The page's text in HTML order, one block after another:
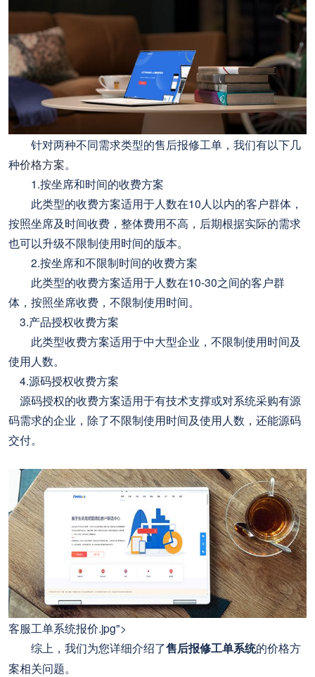
针对两种不同需求类型的售后报修工单，我们有以下几
种价格方案。
1.按坐席和时间的收费方案
此类型的收费方案适用于人数在10人以内的客户群体，
按照坐席及时间收费，整体费用不高，后期根据实际的需求
也可以升级不限制使用时间的版本。
2.按坐席和不限制时间的收费方案
此类型的收费方案适用于人数在10-30之间的客户群
体，按照坐席收费，不限制使用时间。
3.产品授权收费方案
此类型收费方案适用于中大型企业，不限制使用时间及
使用人数。
4.源码授权收费方案
源码授权的收费方案适用于有技术支撑或对系统采购有源
码需求的企业，除了不限制使用时间及使用人数，还能源码
交付。
客服工单系统报价.jpg">
综上，我们为您详细介绍了售后报修工单系统的价格方
案相关问题。